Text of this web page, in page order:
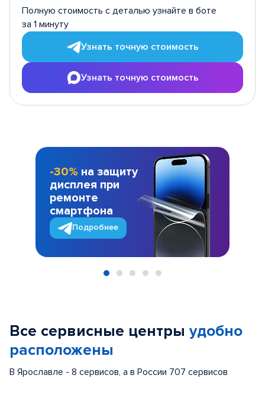
Полную стоимость с деталью узнайте в боте
за 1 минуту
Узнать точную стоимость
Узнать точную стоимость
-30% на защиту
дисплея при
ремонте
смартфона
Подробнее
Все сервисные центры удобно
расположены
В Ярославле - 8 сервисов, а в России 707 сервисов